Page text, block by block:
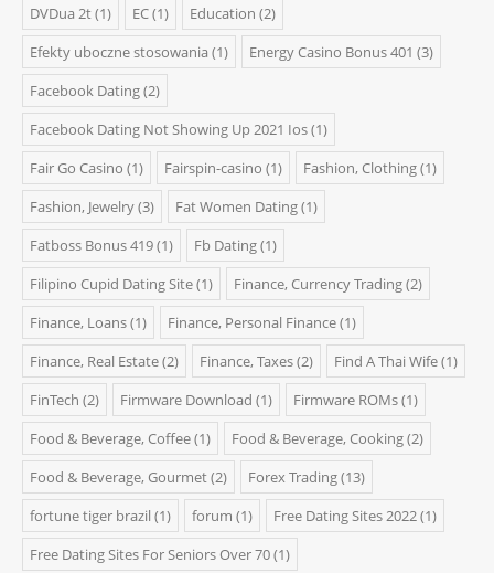
DVDua 2t(1) EC(1) Education (2)
Efekty uboczne stosowania (1) Energy Casino Bonus 401 (3)
Facebook Dating(2)
Facebook Dating Not Showing Up 2021 Ios(1)
Fair Go Casino (1) Fairspin-casino (1) Fashion, Clothing(1)
Fashion, Jewelry(3) Fat Women Dating(1)
Fatboss Bonus 419(1) Fb Dating(1)
Filipino Cupid Dating Site(1) Finance, Currency Trading(2)
Finance, Loans(1) Finance, Personal Finance(1)
Finance, Real Estate(2) Finance, Taxes(2) Find A Thai Wife(1)
FinTech (2) Firmware Download (1) Firmware ROMs(1)
Food & Beverage, Coffee(1) Food & Beverage, Cooking(2)
Food & Beverage, Gourmet(2) Forex Trading(13)
fortune tiger brazil (1) forum (1) Free Dating Sites 2022(1)
Free Dating Sites For Seniors Over 70(1)